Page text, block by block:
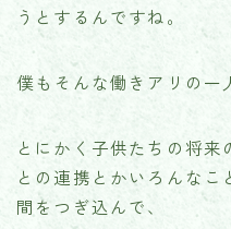
うとするんですね。
僕もそんな働きアリの一
とにかく子供たちの将
との連携とかいろんな
間をつぎ込んで、